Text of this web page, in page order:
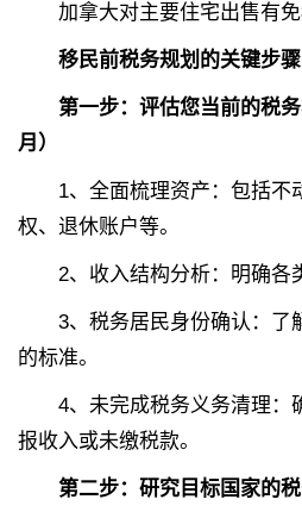
加拿大对主要住宅出售有免
移民前税务规划的关键步骤
第一步：评估您当前的税务
月）
1、全面梳理资产：包括不
权、退休账户等。
2、 收入结构分析：明确各
3、 税务居民身份确认：了
的标准。
4、 未完成税务义务清理：
报收入或未缴税款。
第二步：研究目标国家的税